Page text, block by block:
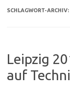
SCHLAGWORT-ARCHIV:
Leipzig
auf